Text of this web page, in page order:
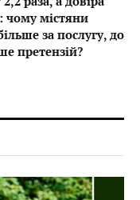
містяни
за послугу, до
претензій?